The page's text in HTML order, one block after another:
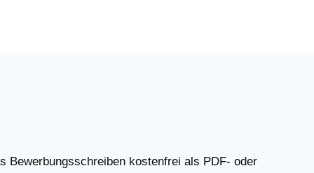
Bewerbungsschreiben kostenfrei als PDF- oder